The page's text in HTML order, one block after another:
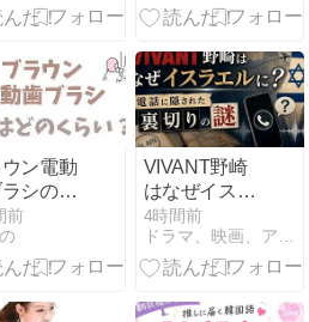
説！ミ
初心者向
聴ガイド
ン電動
シのバ
ーの寿
のくら
理のや
前
VIVANT野崎
はなぜイスラ
エルに？電話
に隠された裏
切りの謎
4時間前
ドラマ、映画、アニメを動画で楽しむライフスタイル